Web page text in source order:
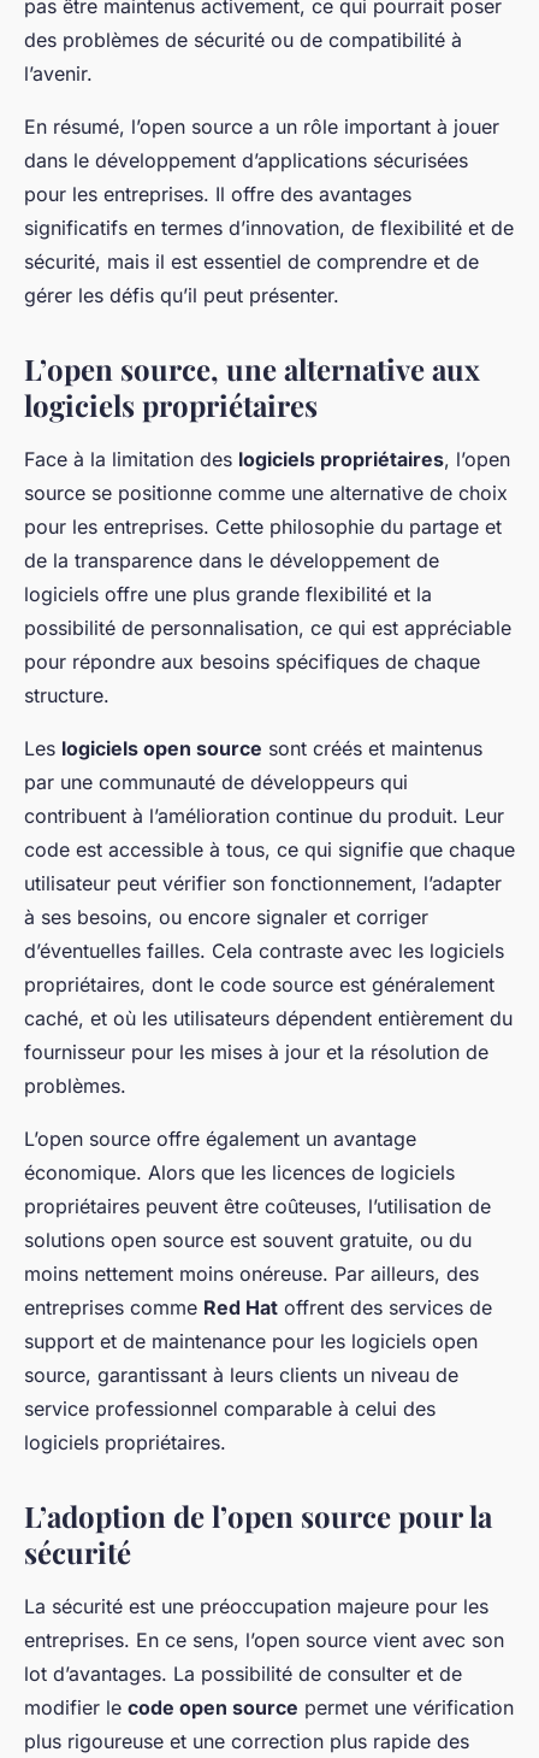
pas être maintenus activement, ce qui pourrait poser
des problèmes de sécurité ou de compatibilité à
l’avenir.
En résumé, l’open source a un rôle important à jouer
dans le développement d’applications sécurisées
pour les entreprises. Il offre des avantages
significatifs en termes d’innovation, de flexibilité et de
sécurité, mais il est essentiel de comprendre et de
gérer les défis qu’il peut présenter.
L’open source, une alternative aux
logiciels propriétaires
Face à la limitation des logiciels propriétaires, l’open
source se positionne comme une alternative de choix
pour les entreprises. Cette philosophie du partage et
de la transparence dans le développement de
logiciels offre une plus grande flexibilité et la
possibilité de personnalisation, ce qui est appréciable
pour répondre aux besoins spécifiques de chaque
structure.
Les logiciels open source sont créés et maintenus
par une communauté de développeurs qui
contribuent à l’amélioration continue du produit. Leur
code est accessible à tous, ce qui signifie que chaque
utilisateur peut vérifier son fonctionnement, l’adapter
à ses besoins, ou encore signaler et corriger
d’éventuelles failles. Cela contraste avec les logiciels
propriétaires, dont le code source est généralement
caché, et où les utilisateurs dépendent entièrement du
fournisseur pour les mises à jour et la résolution de
problèmes.
L’open source offre également un avantage
économique. Alors que les licences de logiciels
propriétaires peuvent être coûteuses, l’utilisation de
solutions open source est souvent gratuite, ou du
moins nettement moins onéreuse. Par ailleurs, des
entreprises comme Red Hat offrent des services de
support et de maintenance pour les logiciels open
source, garantissant à leurs clients un niveau de
service professionnel comparable à celui des
logiciels propriétaires.
L’adoption de l’open source pour la
sécurité
La sécurité est une préoccupation majeure pour les
entreprises. En ce sens, l’open source vient avec son
lot d’avantages. La possibilité de consulter et de
modifier le code open source permet une vérification
plus rigoureuse et une correction plus rapide des